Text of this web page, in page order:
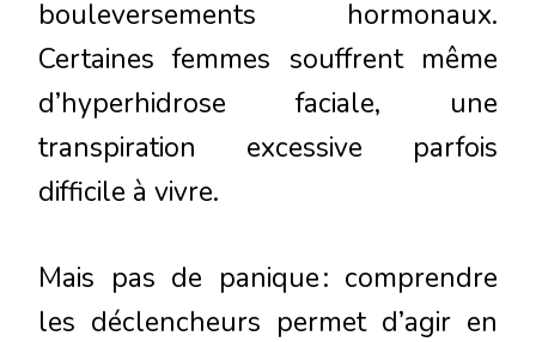
bouleversements hormonaux.
Certaines femmes souffrent même
d’hyperhidrose faciale, une
transpiration excessive parfois
difficile à vivre.
Mais pas de panique : comprendre
les déclencheurs permet d’agir en